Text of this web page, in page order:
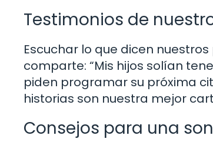
Testimonios de
Escuchar lo que dicen
comparte: “Mis hijos solían
piden programar su próxima
historias son nuestra mejor
Consejos para una